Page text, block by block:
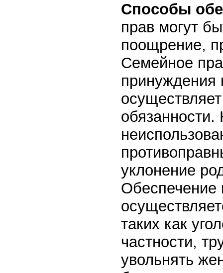
Способы
прав могут
поощрение,
Семейное
принуждения
уклонение
Обеспечение
таких как
частности,
увольнять